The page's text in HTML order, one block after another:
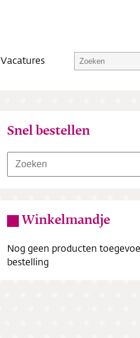
Vacatures
Snel bestellen
Winkelmandje
Nog geen producten
bestelling